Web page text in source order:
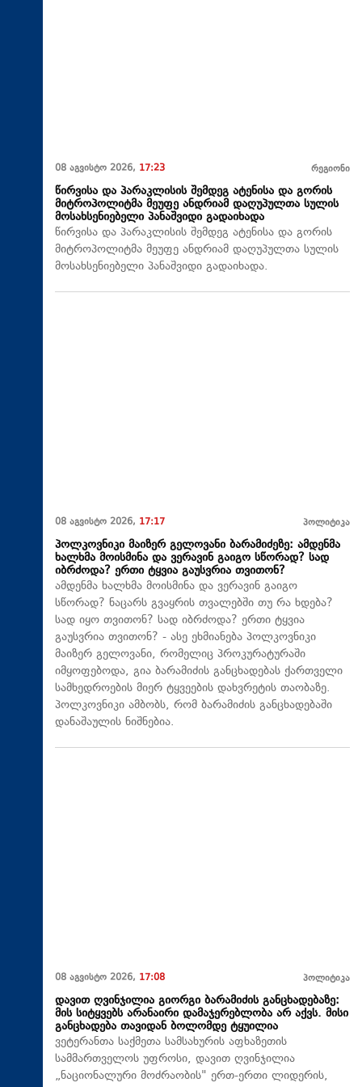
08 აგვისტო 2026, 17:23 რეგიონი
წირვისა და პარაკლისის შემდეგ ატენისა და გორის
მიტროპოლიტმა მეუფე ანდრიამ დაღუპულთა სულის
მოსახსენიებელი პანაშვიდი გადაიხადა
წირვისა და პარაკლისის შემდეგ ატენისა და გორის
მიტროპოლიტმა მეუფე ანდრიამ დაღუპულთა სულის
მოსახსენიებელი პანაშვიდი გადაიხადა.
08 აგვისტო 2026, 17:17 პოლიტიკა
პოლკოვნიკი მაიზერ გელოვანი ბარამიძეზე: ამდენმა
ხალხმა მოისმინა და ვერავინ გაიგო სწორად? სად
იბრძოდა? ერთი ტყვია გაუსვრია თვითონ?
ამდენმა ხალხმა მოისმინა და ვერავინ გაიგო
სწორად? ნაცარს გვაყრის თვალებში თუ რა ხდება?
სად იყო თვითონ? სად იბრძოდა? ერთი ტყვია
გაუსვრია თვითონ? - ასე ეხმიანება პოლკოვნიკი
მაიზერ გელოვანი, რომელიც პროკურატურაში
იმყოფებოდა, გია ბარამიძის განცხადებას ქართველი
სამხედროების მიერ ტყვეების დახვრეტის თაობაზე.
პოლკოვნიკი ამბობს, რომ ბარამიძის განცხადებაში
დანაშაულის ნიშნებია.
08 აგვისტო 2026, 17:08 პოლიტიკა
დავით ღვინჯილია გიორგი ბარამიძის განცხადებაზე:
მის სიტყვებს არანაირი დამაჯერებლობა არ აქვს. მისი
განცხადება თავიდან ბოლომდე ტყუილია
ვეტერანთა საქმეთა სამსახურის აფხაზეთის
სამმართველოს უფროსი, დავით ღვინჯილია
„ნაციონალური მოძრაობის" ერთ-ერთი ლიდერის,